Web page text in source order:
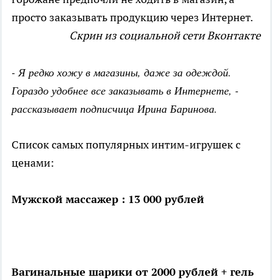
просто заказывать продукцию через Интернет.
Скрин из социальной сети Вконтакте
- Я редко хожу в магазины, даже за одеждой.
Гораздо удобнее все заказывать в Интернете, -
рассказывает подписчица Ирина Баринова.
Список самых популярных интим-игрушек с
ценами:
Мужской массажер : 13 000 рублей
Вагинальные шарики от 2000 рублей + гель